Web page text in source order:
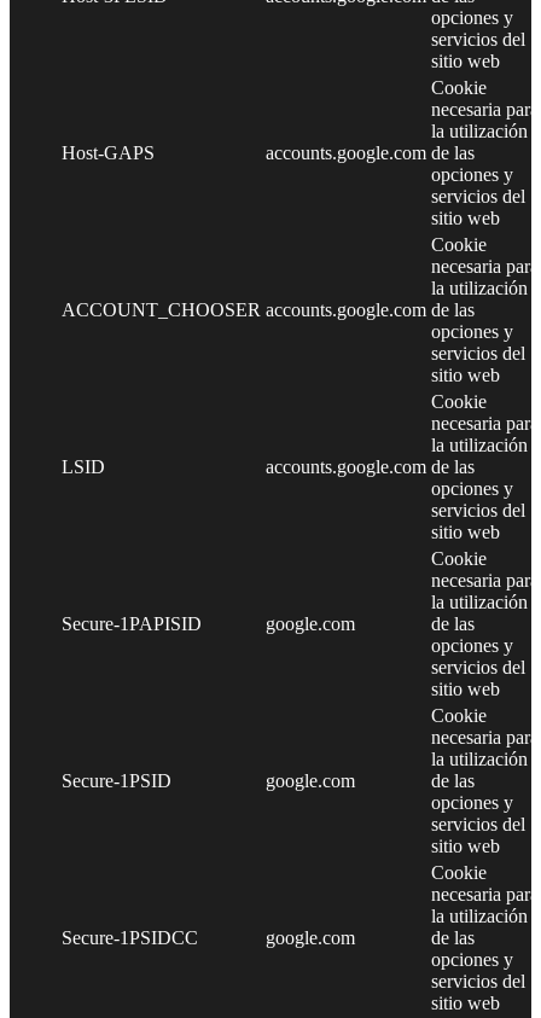
opciones y
servicios del
sitio web
Host-GAPS accounts.google.com
Cookie
necesaria para
la utilización
de las
opciones y
servicios del
sitio web
ACCOUNT_CHOOSER accounts.google.com
Cookie
necesaria para
la utilización
de las
opciones y
servicios del
sitio web
LSID accounts.google.com
Cookie
necesaria para
la utilización
de las
opciones y
servicios del
sitio web
Secure-1PAPISID google.com
Cookie
necesaria para
la utilización
de las
opciones y
servicios del
sitio web
Secure-1PSID google.com
Cookie
necesaria para
la utilización
de las
opciones y
servicios del
sitio web
Secure-1PSIDCC google.com
Cookie
necesaria para
la utilización
de las
opciones y
servicios del
sitio web